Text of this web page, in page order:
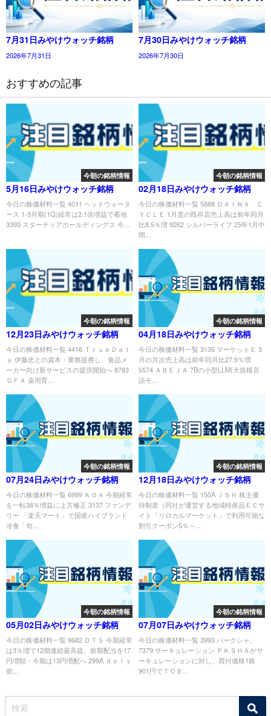
7月31日みやけウォッチ銘柄
2026年7月31日
7月30日みやけウォッチ銘柄
2026年7月30日
おすすめの記事
今朝の銘柄情報
5月16日みやけウォッチ銘柄
今日の株価材料一覧 4011 ヘッドウォータ
ース 1-3月期(1Q)経常は2.1倍増益で着地
3393 スターティアホールディングス 今...
今朝の銘柄情報
02月18日みやけウォッチ銘柄
今日の株価材料一覧 5888 ＤＡＩＷＡ Ｃ
ＹＣＬＥ 1月度の既存店売上高は前年同月
比8.5％増 9262 シルバーライフ 25年1月中
間...
今朝の銘柄情報
12月23日みやけウォッチ銘柄
今日の株価材料一覧 4416 ＴｒｕｅＤａｔ
ａ 伊藤忠との資本・業務提携し、食品メ
ーカー向け新サービスの提供開始へ 8783
ＧＦＡ 薬用育...
今朝の銘柄情報
04月18日みやけウォッチ銘柄
今日の株価材料一覧 3135 マーケットＥ 3
月の月次売上高は前年同月比27.9％増
5574 ＡＢＥＪＡ 7Bの小型LLM(大規模言
語モ...
今朝の銘柄情報
07月24日みやけウォッチ銘柄
今日の株価材料一覧 6999 ＫＯＡ 今期経常
を一転38％増益に上方修正 3137 ファンデ
リー 「楽天マート」で国産ハイブランド
冷食「旬...
今朝の銘柄情報
12月18日みやけウォッチ銘柄
今日の株価材料一覧 150A ＪＳＨ 株主優
待制度（同社が運営する地域特産品ＥＣサ
イト「リロカルマーケット」で利用可能な
割引クーポン5％～...
今朝の銘柄情報
05月02日みやけウォッチ銘柄
今日の株価材料一覧 9682 ＤＴＳ 今期経常
は3％増で12期連続最高益、前期配当を17
円増額・今期は13円増配へ 299A ｄｅｌｙ
前...
今朝の銘柄情報
07月07日みやけウォッチ銘柄
今日の株価材料一覧 3993 パークシャ、
7379 サーキュレーション ＰＫＳＨＡがサ
ーキュレーションに対し、買付価格1株
901円でＴＯＢ...